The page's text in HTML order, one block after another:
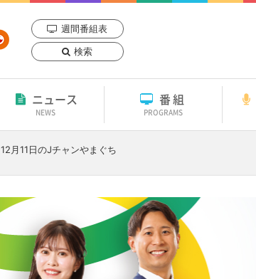
週間番組表
検索
ニュース
NEWS
番組
PROGRAMS
12月11日のJチャンやまぐち